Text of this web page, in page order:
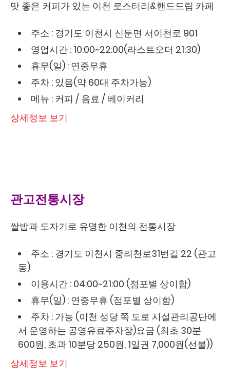
맛 좋은 커피가 있는 이천 로스터리&핸드드립 카페
주소 : 경기도 이천시 신둔면 서이천로 901
영업시간 : 10:00~22:00(라스트오더 21:30)
휴무(일) : 연중무휴
주차 : 있음(약 60대 주차가능)
메뉴 : 커피 / 음료 / 베이커리
상세정보 보기
관고전통시장
쌀밥과 도자기로 유명한 이천의 전통시장
주소 : 경기도 이천시 중리천로31번길 22 (관고
동)
이용시간 : 04:00~21:00 (점포별 상이함)
휴무(일) : 연중무휴 (점포별 상이함)
주차 : 가능 (이천 성당 쪽 도로 시설관리공단에
서 운영하는 공영유료주차장)요금 (최초 30분
600원, 초과 10분당 250원, 1일권 7,000원(선불))
상세정보 보기